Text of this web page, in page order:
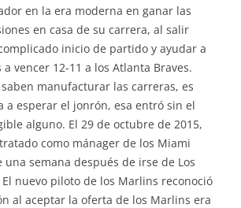
en la era moderna en ganar las
en casa de su carrera, al salir
inicio de partido y ayudar a
vencer 12-11 a los Atlanta Braves.
manufacturar las carreras, es
a esperar el jonrón, esa entró sin el
alguno. El 29 de octubre de 2015,
como mánager de los Miami
semana después de irse de Los
nuevo piloto de los Marlins reconoció
al aceptar la oferta de los Marlins era